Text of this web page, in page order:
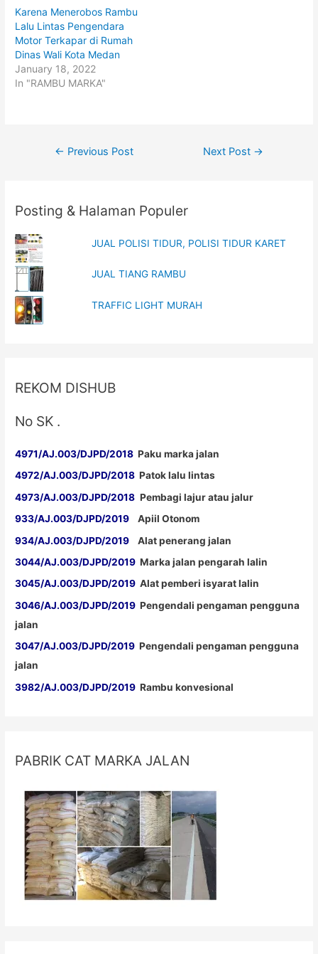
i
t
e
r
O
p
e
n
c
e
b
o
o
k
(
O
p
e
w
Karena Menerobos Rambu
Lalu Lintas Pengendara
Motor Terkapar di Rumah
Dinas Wali Kota Medan
January 18, 2022
In "RAMBU MARKA"
Post
← Previous Post Next Post →
Posting & Halaman Populer
JUAL POLISI TIDUR, POLISI TIDUR KARET
JUAL TIANG RAMBU
TRAFFIC LIGHT MURAH
REKOM DISHUB
No SK .
4971/AJ.003/DJPD/2018 Paku marka jalan
4972/AJ.003/DJPD/2018 Patok lalu lintas
4973/AJ.003/DJPD/2018 Pembagi lajur atau jalur
933/AJ.003/DJPD/2019 Apiil Otonom
934/AJ.003/DJPD/2019 Alat penerang jalan
3044/AJ.003/DJPD/2019 Marka jalan pengarah lalin
3045/AJ.003/DJPD/2019 Alat pemberi isyarat lalin
3046/AJ.003/DJPD/2019 Pengendali pengaman pengguna
jalan
3047/AJ.003/DJPD/2019 Pengendali pengaman pengguna
jalan
3982/AJ.003/DJPD/2019 Rambu konvesional
PABRIK CAT MARKA JALAN